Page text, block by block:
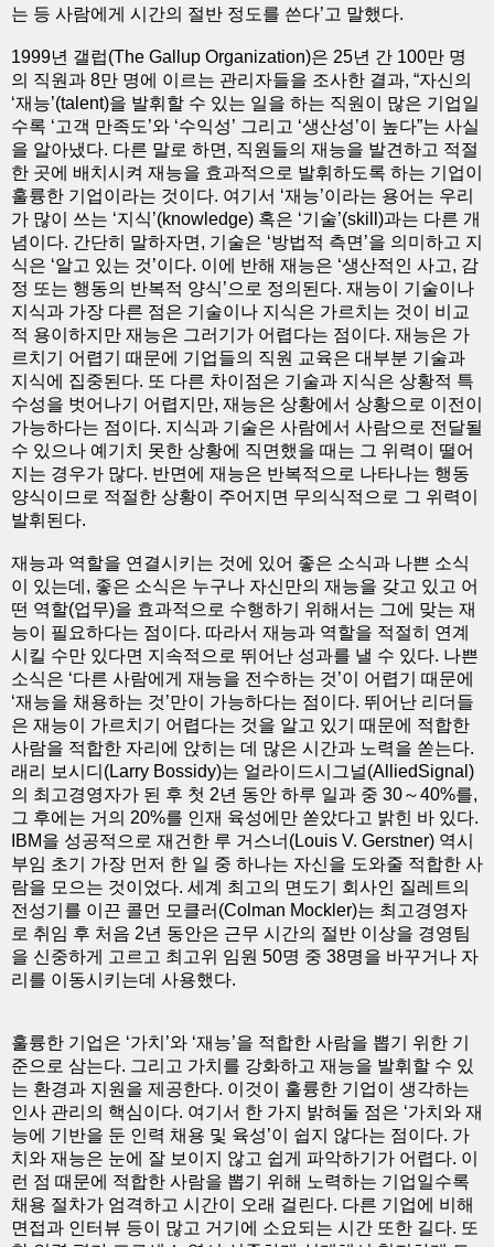
는 등 사람에게 시간의 절반 정도를 쓴다’고 말했다.
1999년 갤럽(The Gallup Organization)은 25년 간 100만 명
의 직원과 8만 명에 이르는 관리자들을 조사한 결과, “자신의
‘재능’(talent)을 발휘할 수 있는 일을 하는 직원이 많은 기업일
수록 ‘고객 만족도’와 ‘수익성’ 그리고 ‘생산성’이 높다”는 사실
을 알아냈다. 다른 말로 하면, 직원들의 재능을 발견하고 적절
한 곳에 배치시켜 재능을 효과적으로 발휘하도록 하는 기업이
훌륭한 기업이라는 것이다. 여기서 ‘재능’이라는 용어는 우리
가 많이 쓰는 ‘지식’(knowledge) 혹은 ‘기술’(skill)과는 다른 개
념이다. 간단히 말하자면, 기술은 ‘방법적 측면’을 의미하고 지
식은 ‘알고 있는 것’이다. 이에 반해 재능은 ‘생산적인 사고, 감
정 또는 행동의 반복적 양식’으로 정의된다. 재능이 기술이나
지식과 가장 다른 점은 기술이나 지식은 가르치는 것이 비교
적 용이하지만 재능은 그러기가 어렵다는 점이다. 재능은 가
르치기 어렵기 때문에 기업들의 직원 교육은 대부분 기술과
지식에 집중된다. 또 다른 차이점은 기술과 지식은 상황적 특
수성을 벗어나기 어렵지만, 재능은 상황에서 상황으로 이전이
가능하다는 점이다. 지식과 기술은 사람에서 사람으로 전달될
수 있으나 예기치 못한 상황에 직면했을 때는 그 위력이 떨어
지는 경우가 많다. 반면에 재능은 반복적으로 나타나는 행동
양식이므로 적절한 상황이 주어지면 무의식적으로 그 위력이
발휘된다.
재능과 역할을 연결시키는 것에 있어 좋은 소식과 나쁜 소식
이 있는데, 좋은 소식은 누구나 자신만의 재능을 갖고 있고 어
떤 역할(업무)을 효과적으로 수행하기 위해서는 그에 맞는 재
능이 필요하다는 점이다. 따라서 재능과 역할을 적절히 연계
시킬 수만 있다면 지속적으로 뛰어난 성과를 낼 수 있다. 나쁜
소식은 ‘다른 사람에게 재능을 전수하는 것’이 어렵기 때문에
‘재능을 채용하는 것’만이 가능하다는 점이다. 뛰어난 리더들
은 재능이 가르치기 어렵다는 것을 알고 있기 때문에 적합한
사람을 적합한 자리에 앉히는 데 많은 시간과 노력을 쏟는다.
래리 보시디(Larry Bossidy)는 얼라이드시그널(AlliedSignal)
의 최고경영자가 된 후 첫 2년 동안 하루 일과 중 30～40%를,
그 후에는 거의 20%를 인재 육성에만 쏟았다고 밝힌 바 있다.
IBM을 성공적으로 재건한 루 거스너(Louis V. Gerstner) 역시
부임 초기 가장 먼저 한 일 중 하나는 자신을 도와줄 적합한 사
람을 모으는 것이었다. 세계 최고의 면도기 회사인 질레트의
전성기를 이끈 콜먼 모클러(Colman Mockler)는 최고경영자
로 취임 후 처음 2년 동안은 근무 시간의 절반 이상을 경영팀
을 신중하게 고르고 최고위 임원 50명 중 38명을 바꾸거나 자
리를 이동시키는데 사용했다.
훌륭한 기업은 ‘가치’와 ‘재능’을 적합한 사람을 뽑기 위한 기
준으로 삼는다. 그리고 가치를 강화하고 재능을 발휘할 수 있
는 환경과 지원을 제공한다. 이것이 훌륭한 기업이 생각하는
인사 관리의 핵심이다. 여기서 한 가지 밝혀둘 점은 ‘가치와 재
능에 기반을 둔 인력 채용 및 육성’이 쉽지 않다는 점이다. 가
치와 재능은 눈에 잘 보이지 않고 쉽게 파악하기가 어렵다. 이
런 점 때문에 적합한 사람을 뽑기 위해 노력하는 기업일수록
채용 절차가 엄격하고 시간이 오래 걸린다. 다른 기업에 비해
면접과 인터뷰 등이 많고 거기에 소요되는 시간 또한 길다. 또